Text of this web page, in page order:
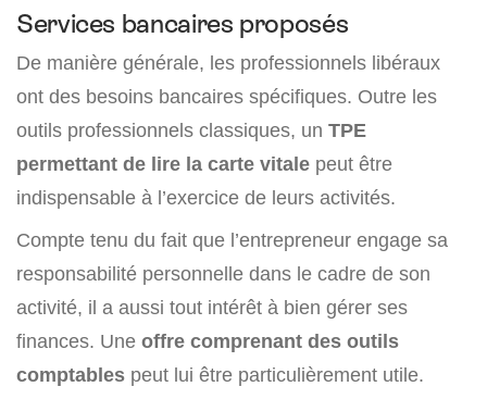
Services bancaires proposés
De manière générale, les professionnels libéraux
ont des besoins bancaires spécifiques. Outre les
outils professionnels classiques, un TPE
permettant de lire la carte vitale peut être
indispensable à l’exercice de leurs activités.
Compte tenu du fait que l’entrepreneur engage sa
responsabilité personnelle dans le cadre de son
activité, il a aussi tout intérêt à bien gérer ses
finances. Une offre comprenant des outils
comptables peut lui être particulièrement utile.